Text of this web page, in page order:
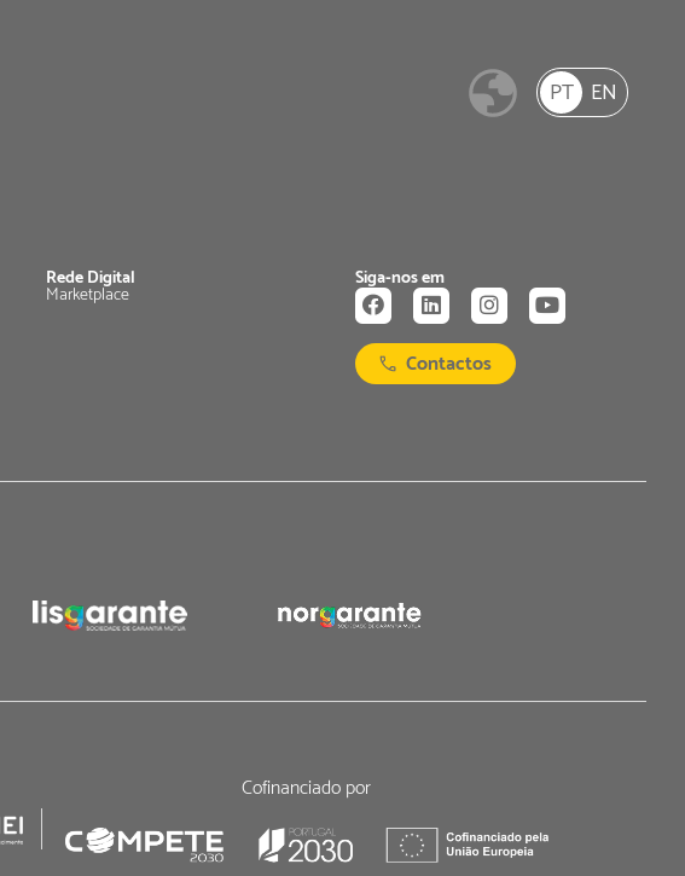
PT EN
Rede Digital
Marketplace
Siga-nos em
Contactos
Cofinanciado por